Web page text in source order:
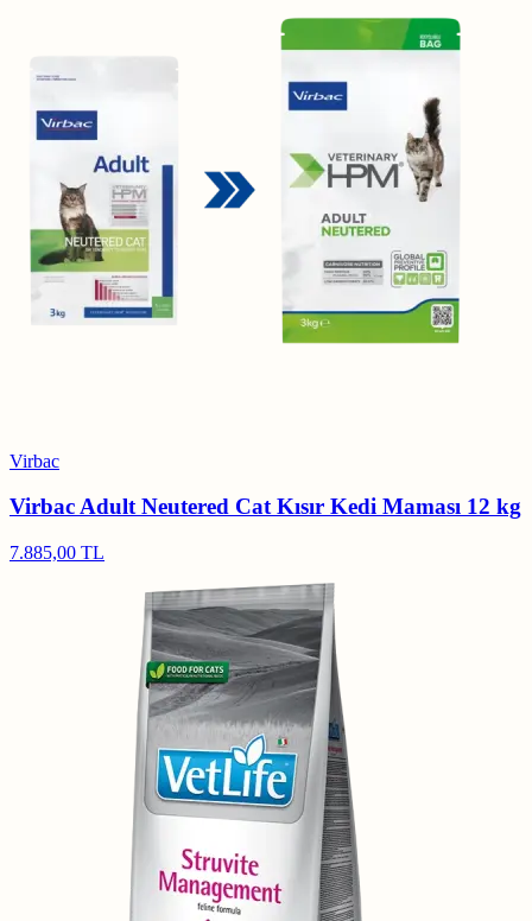
Virbac
Virbac Adult Neutered Cat Kısır Kedi Maması 12 kg
7.885,00 TL